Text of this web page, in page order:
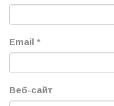
Email *
Веб-сайт